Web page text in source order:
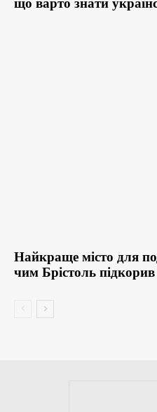
що варто знати
Найкраще місто для
чим Брістоль